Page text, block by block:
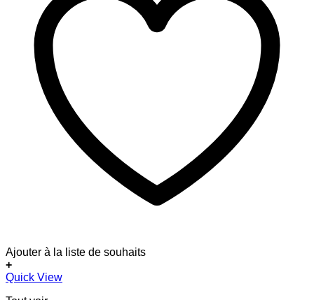
Ajouter à la liste de souhaits
+
Quick View